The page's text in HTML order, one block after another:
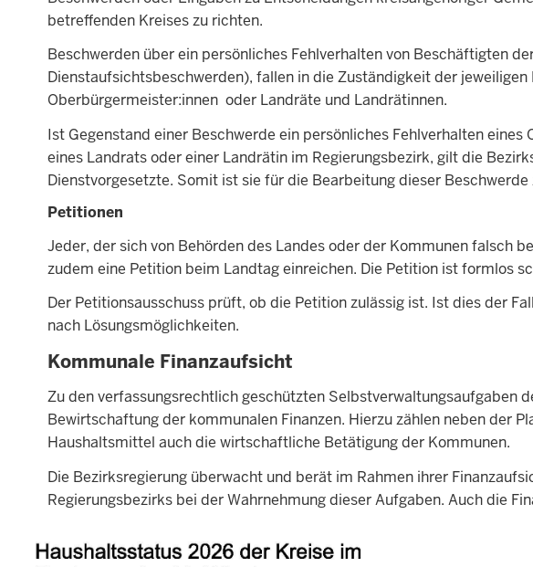
betreffenden Kreises zu richten.
Beschwerden über ein persönliches Fehlverhalten von Beschäftigten
Dienstaufsichtsbeschwerden), fallen in die Zuständigkeit der
Oberbürgermeister:innen oder Landräte und Landrätinnen.
Ist Gegenstand einer Beschwerde ein persönliches Fehlverhalten
eines Landrats oder einer Landrätin im Regierungsbezirk, gilt die
Dienstvorgesetzte. Somit ist sie für die Bearbeitung dieser Beschwerde
Petitionen
Jeder, der sich von Behörden des Landes oder der Kommunen falsch
zudem eine Petition beim Landtag einreichen. Die Petition ist formlos
Der Petitionsausschuss prüft, ob die Petition zulässig ist. Ist dies der
nach Lösungsmöglichkeiten.
Kommunale Finanzaufsicht
Zu den verfassungsrechtlich geschützten Selbstverwaltungsaufgaben
Bewirtschaftung der kommunalen Finanzen. Hierzu zählen neben der
Haushaltsmittel auch die wirtschaftliche Betätigung der Kommunen.
Die Bezirksregierung überwacht und berät im Rahmen ihrer
Regierungsbezirks bei der Wahrnehmung dieser Aufgaben. Auch die